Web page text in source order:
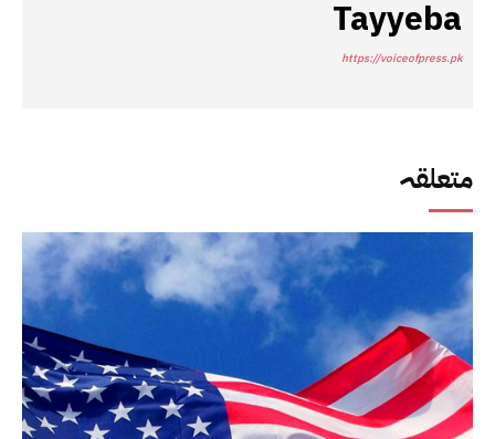
متعلقہ
Tayyeba
https://voiceofpress.pk